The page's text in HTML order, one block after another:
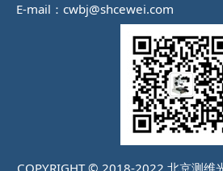
E-mail：cwbj@shcewei.com